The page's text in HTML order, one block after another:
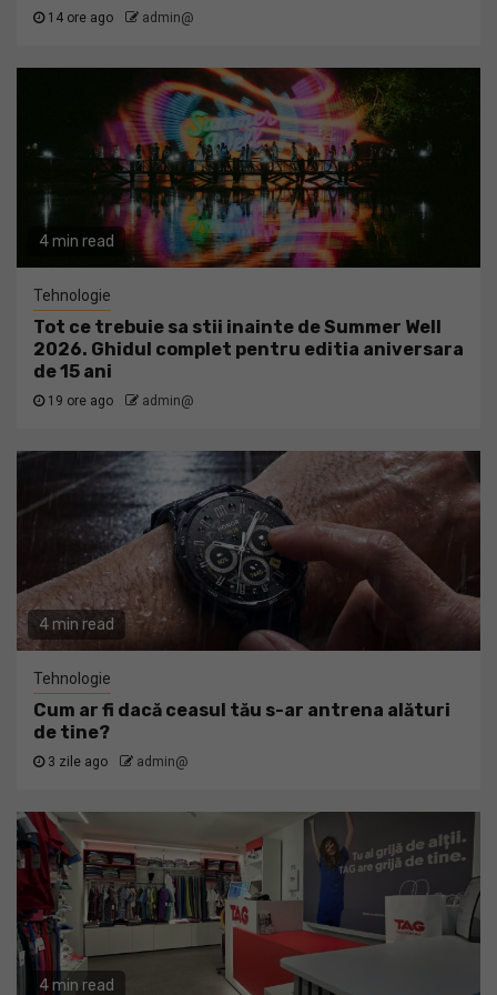
14 ore ago admin@
4 min read
Tehnologie
Tot ce trebuie sa stii inainte de Summer Well
2026. Ghidul complet pentru editia aniversara
de 15 ani
19 ore ago admin@
4 min read
Tehnologie
Cum ar fi dacă ceasul tău s-ar antrena alături
de tine?
3 zile ago admin@
4 min read